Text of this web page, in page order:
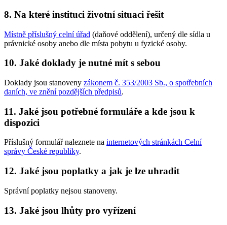
8. Na které instituci životní situaci řešit
Místně příslušný celní úřad (daňové oddělení), určený dle sídla u
právnické osoby anebo dle místa pobytu u fyzické osoby.
10. Jaké doklady je nutné mít s sebou
Doklady jsou stanoveny zákonem č. 353/2003 Sb., o spotřebních
daních, ve znění pozdějších předpisů.
11. Jaké jsou potřebné formuláře a kde jsou k
dispozici
Příslušný formulář naleznete na internetových stránkách Celní
správy České republiky.
12. Jaké jsou poplatky a jak je lze uhradit
Správní poplatky nejsou stanoveny.
13. Jaké jsou lhůty pro vyřízení